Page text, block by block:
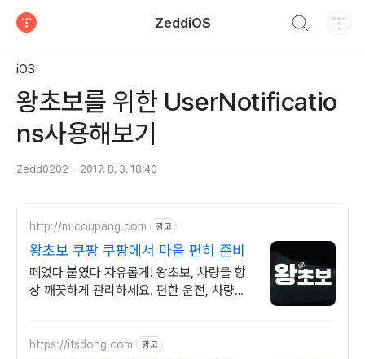
ZeddiOS
iOS
왕초보를 위한 UserNotificatio
ns사용해보기
Zedd0202 2017. 8. 3. 18:40
http://m.coupang.com 광고
왕초보 쿠팡 쿠팡에서 마음 편히 준비
떼었다 붙였다 자유롭게! 왕초보, 차량을 항
상 깨끗하게 관리하세요. 편한 운전, 차량스
https://itsdong.com 광고